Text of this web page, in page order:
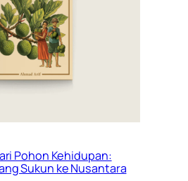
Pohon Kehidupan:
Sukun ke Nusantara